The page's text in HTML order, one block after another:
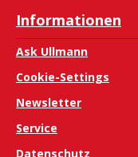
Informationen
Ask Ullmann
Cookie-Settings
Newsletter
Service
Datenschutz